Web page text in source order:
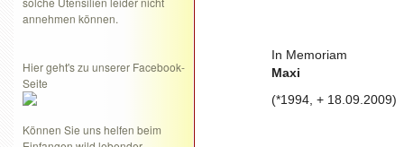
annehmen können.
Hier geht's zu unserer Facebook-
Seite
Können Sie uns helfen beim
In Memoriam
Maxi
(*1994, + 18.09.2009)